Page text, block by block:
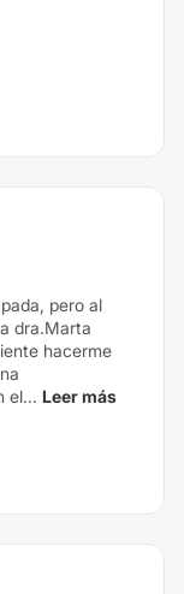
pero al
dra.Marta
hacerme
el... Leer más